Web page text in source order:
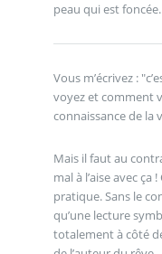
peau qui est
Vous m’écrivez :
voyez et comment
connaissance de la
Mais il faut au
mal à l’aise avec
pratique. Sans le
qu’une lecture
totalement à côté